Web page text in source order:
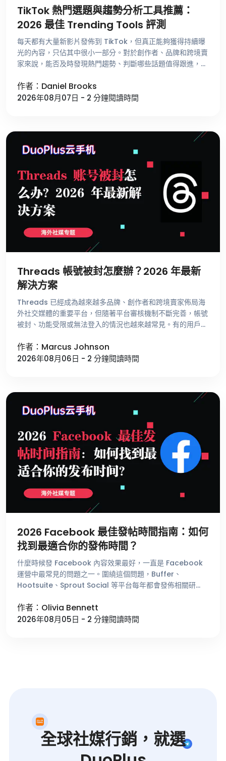
TikTok 熱門選題與趨勢分析工具推薦：
2026 最佳 Trending Tools 評測
每天都有大量新影片發佈到 TikTok，但真正能夠獲得持續曝
光的內容，只佔其中很小一部分。對於創作者、品牌和跨境賣
家來說，能否及時發現熱門趨勢、判斷哪些話題值得跟進，比
賴刷 For …
作者：Daniel Brooks
2026年08月07日 - 2 分鐘閱讀時間
Threads 帳號被封怎麼辦？2026 年最新
解決方案
Threads 已經成為越來越多品牌、創作者和跨境賣家佈局海
外社交媒體的重要平台，但隨著平台審核機制不斷完善，帳號
被封、功能受限或無法登入的情況也越來越常見。有的用戶剛
法發文，還有一些用 …
作者：Marcus Johnson
2026年08月06日 - 2 分鐘閱讀時間
2026 Facebook 最佳發帖時間指南：如何
找到最適合你的發佈時間？
什麼時候發 Facebook 內容效果最好，一直是 Facebook
運營中最常見的問題之一。圍繞這個問題，Buffer、
Hootsuite、Sprout Social 等平台每年都會發佈相關研
作者：Olivia Bennett
2026年08月05日 - 2 分鐘閱讀時間
全球社媒行銷，就選